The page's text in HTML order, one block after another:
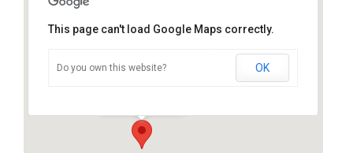
Sportraum
This page can't load Google Maps correctly.
Do you own this website? OK